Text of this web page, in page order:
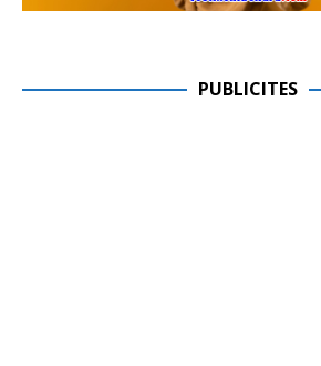
PUBLICITES